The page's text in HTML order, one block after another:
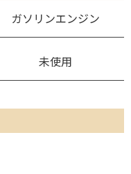
ガソリンエンジン
未使用